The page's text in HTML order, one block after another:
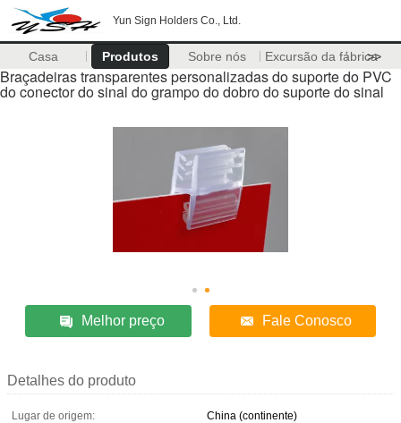
Yun Sign Holders Co., Ltd.
Casa Produtos Sobre nós Excursão da fábrica
>>
Braçadeiras transparentes personalizadas do suporte do PVC
do conector do sinal do grampo do dobro do suporte do sinal
Melhor preço Fale Conosco
Detalhes do produto
Lugar de origem:
China (continente)